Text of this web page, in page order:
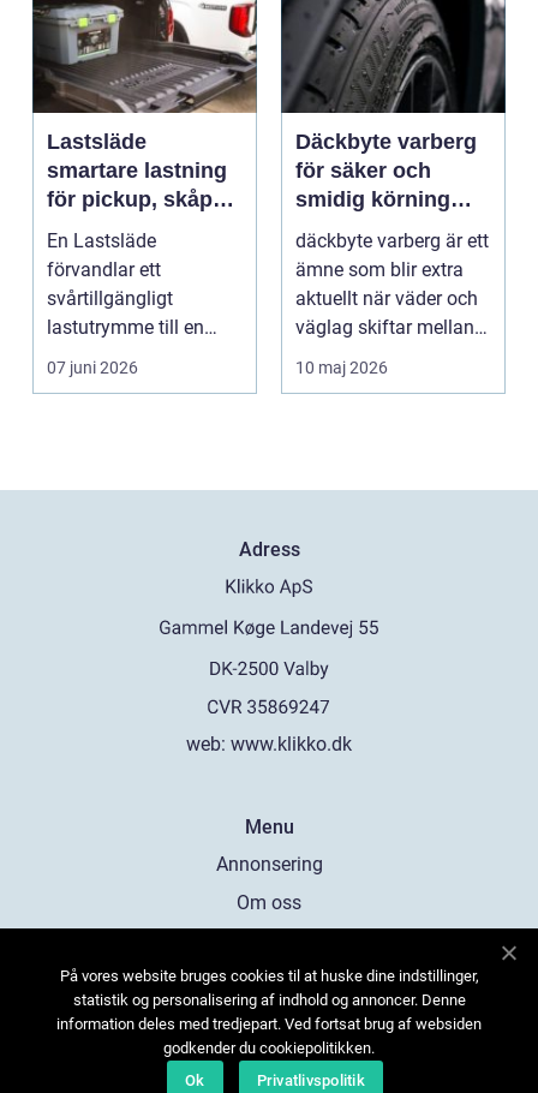
Lastsläde
smartare lastning
för pickup, skåpbil
och personbil
En Lastsläde
förvandlar ett
svårtillgängligt
lastutrymme till en
lättjobbad yta. Genom
att dra ut la...
07 juni 2026
Däckbyte varberg
för säker och
smidig körning
Året runt
däckbyte varberg är ett
ämne som blir extra
aktuellt när väder och
väglag skiftar mellan
sommar och ...
10 maj 2026
Adress
web: www.klikko.dk
Menu
Annonsering
Om oss
Kontakta oss
Sitemap
På vores website bruges cookies til at huske dine indstillinger,
statistik og personalisering af indhold og annoncer. Denne
information deles med tredjepart. Ved fortsat brug af websiden
godkender du cookiepolitikken.
Ok
Privatlivspolitik